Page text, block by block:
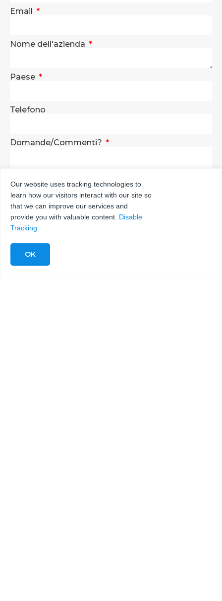
Email
Nome dell'azienda
Paese
Telefono
Domande/Commenti?
INVIA
Our website uses tracking technologies to
learn how our visitors interact with our site so
that we can improve our services and
provide you with valuable content. Disable
Tracking